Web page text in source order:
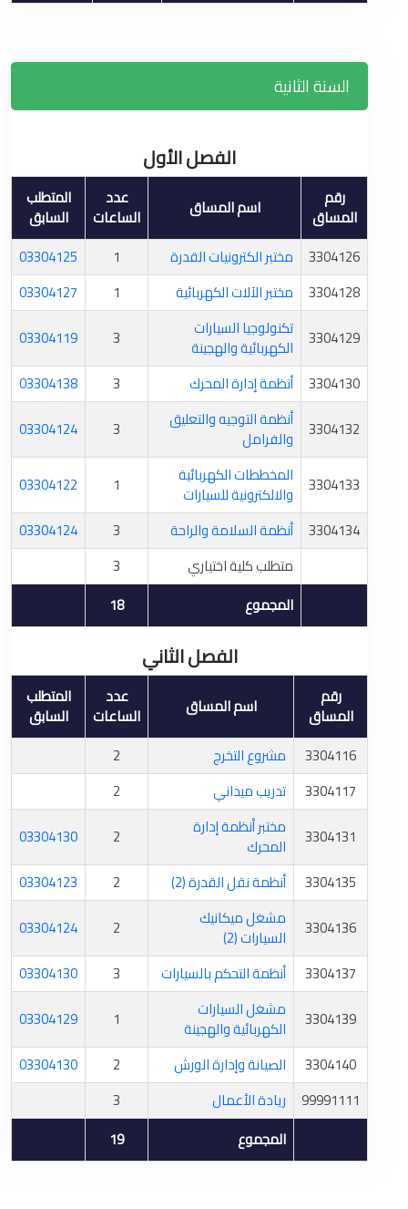
السنة الثانية
الفصل الأول
رقم
المساق اسم المساق عدد
الساعات
المتطلب
السابق
3304126
مختبر الكترونيات القدرة 1
03304125
3304128
مختبر الآلات الكهربائية 1
03304127
3304129 تكنولوجيا السيارات
الكهربائية والهجينة 3
03304119
3304130 أنظمة إدارة المحرك 3
03304138
3304132 أنظمة التوجيه والتعليق
والفرامل 3
03304124
3304133 المخططات الكهربائية
والالكترونية للسيارات 1
03304122
3304134 أنظمة السلامة والراحة 3
03304124
متطلب كلية اختياري
3
المجموع
18
الفصل الثاني
رقم
المساق اسم المساق عدد
الساعات
المتطلب
السابق
3304116
مشروع التخرج
2
3304117
تدريب ميداني
2
3304131
مختبر أنظمة إدارة
المحرك 2
03304130
3304135
أنظمة نقل القدرة (2) 2
03304123
3304136
مشغل ميكانيك
السيارات (2) 2
03304124
3304137
أنظمة التحكم بالسيارات 3
03304130
3304139
مشغل السيارات
الكهربائية والهجينة 1
03304129
3304140
الصيانة وإدارة الورش 2
03304130
99991111
ريادة الأعمال
3
المجموع
19